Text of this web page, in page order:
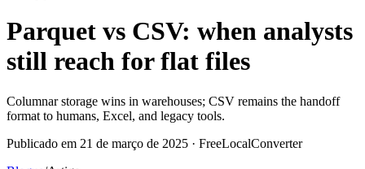
Parquet vs CSV: when analysts
still reach for flat files
Columnar storage wins in warehouses; CSV remains the handoff
format to humans, Excel, and legacy tools.
Publicado em 21 de março de 2025 · FreeLocalConverter